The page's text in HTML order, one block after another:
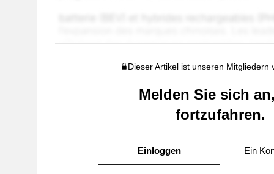
Dieser Artikel ist unseren Mitgliedern
Melden Sie sich
fortzufahren.
Einloggen Ein